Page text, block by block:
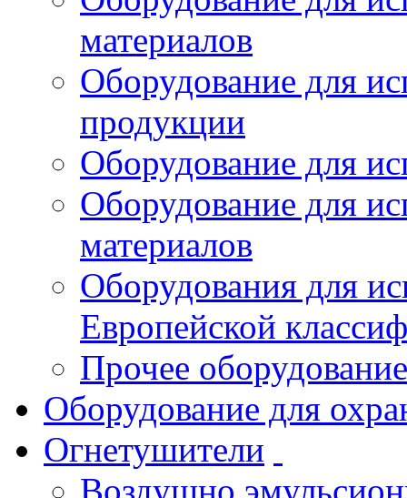
материалов
Оборудование для
продукции
Оборудование для
Оборудование для
материалов
Оборудования для
Европейской
Прочее оборудование
Оборудование для
Огнетушители
Воздушно